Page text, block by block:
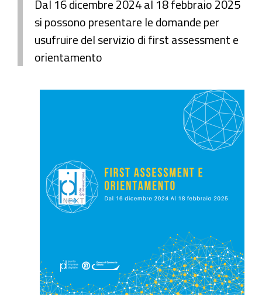
Dal 16 dicembre 2024 al 18 febbraio 2025
si possono presentare le domande per
usufruire del servizio di first assessment e
orientamento